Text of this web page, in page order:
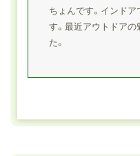
ちょんです。インド
す。最近アウトドア
た。